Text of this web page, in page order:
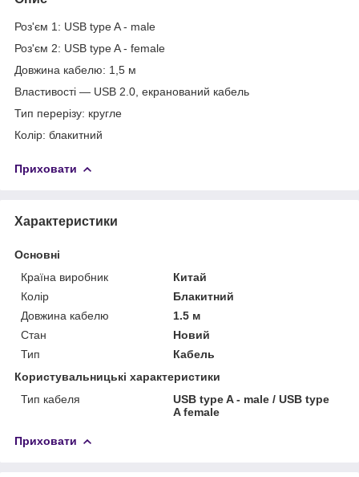
Роз'єм 1: USB type A - male
Роз'єм 2: USB type A - female
Довжина кабелю: 1,5 м
Властивості — USB 2.0, екранований кабель
Тип перерізу: кругле
Колір: блакитний
Приховати
Характеристики
Основні
Країна виробник
Китай
Колір
Блакитний
Довжина кабелю
1.5 м
Стан
Новий
Тип
Кабель
Користувальницькі характеристики
Тип кабеля
USB type A - male / USB type
A female
Приховати